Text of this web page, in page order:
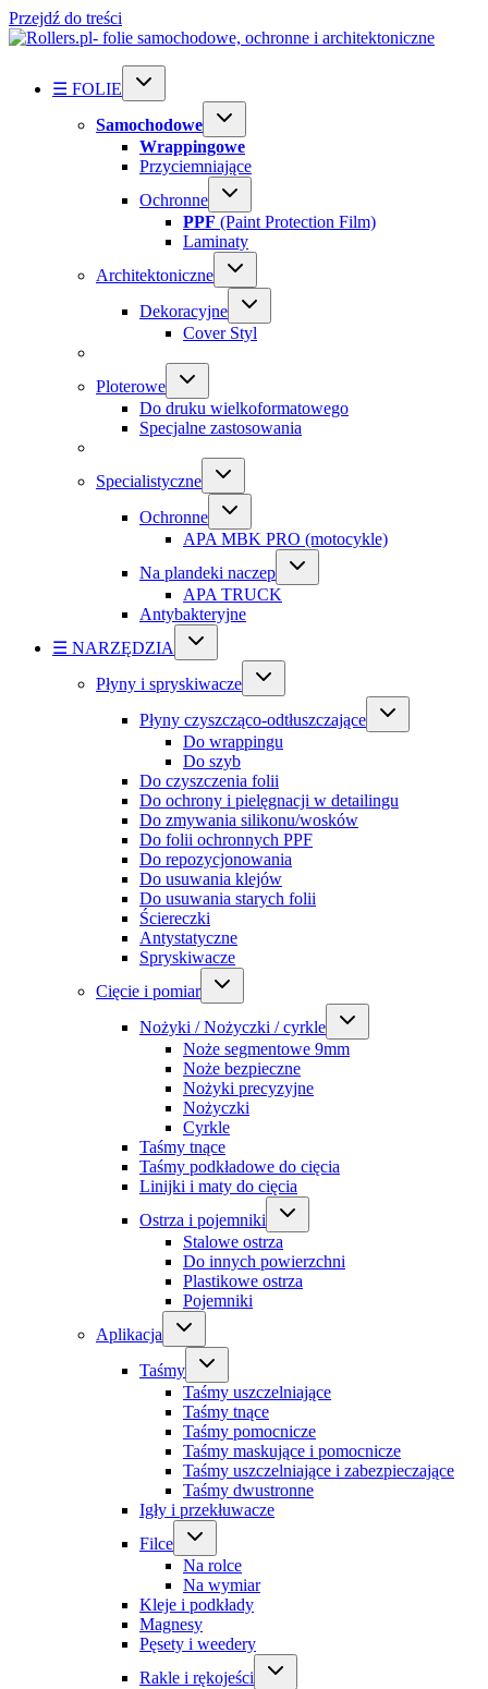
Przejdź do treści
☰ FOLIE
Samochodowe
Wrappingowe
Przyciemniające
Ochronne
PPF (Paint Protection Film)
Laminaty
Architektoniczne
Dekoracyjne
Cover Styl
Ploterowe
Do druku wielkoformatowego
Specjalne zastosowania
Specialistyczne
Ochronne
APA MBK PRO (motocykle)
Na plandeki naczep
APA TRUCK
Antybakteryjne
☰ NARZĘDZIA
Płyny i spryskiwacze
Płyny czyszcząco-odtłuszczające
Do wrappingu
Do szyb
Do czyszczenia folii
Do ochrony i pielęgnacji w detailingu
Do zmywania silikonu/wosków
Do folii ochronnych PPF
Do repozycjonowania
Do usuwania klejów
Do usuwania starych folii
Ściereczki
Antystatyczne
Spryskiwacze
Cięcie i pomiar
Nożyki / Nożyczki / cyrkle
Noże segmentowe 9mm
Noże bezpieczne
Nożyki precyzyjne
Nożyczki
Cyrkle
Taśmy tnące
Taśmy podkładowe do cięcia
Linijki i maty do cięcia
Ostrza i pojemniki
Stalowe ostrza
Do innych powierzchni
Plastikowe ostrza
Pojemniki
Aplikacja
Taśmy
Taśmy uszczelniające
Taśmy tnące
Taśmy pomocnicze
Taśmy maskujące i pomocnicze
Taśmy uszczelniające i zabezpieczające
Taśmy dwustronne
Igły i przekłuwacze
Filce
Na rolce
Na wymiar
Kleje i podkłady
Magnesy
Pęsety i weedery
Rakle i rękojeści